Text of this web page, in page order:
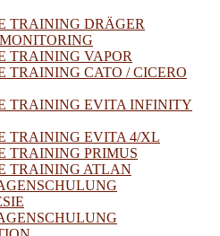
TRAINING DRÄGER
TRAINING VAPOR
TRAINING CATO / CICERO
TRAINING EVITA INFINITY
TRAINING EVITA 4/XL
TRAINING PRIMUS
TRAINING ATLAN